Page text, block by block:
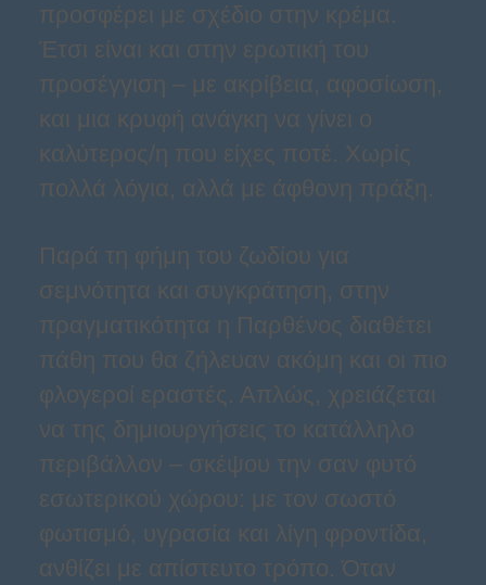
προσφέρει με σχέδιο στην κρέμα.
Έτσι είναι και στην ερωτική του
προσέγγιση – με ακρίβεια, αφοσίωση,
και μια κρυφή ανάγκη να γίνει ο
καλύτερος/η που είχες ποτέ. Χωρίς
πολλά λόγια, αλλά με άφθονη πράξη.
Παρά τη φήμη του ζωδίου για
σεμνότητα και συγκράτηση, στην
πραγματικότητα η Παρθένος διαθέτει
πάθη που θα ζήλευαν ακόμη και οι πιο
φλογεροί εραστές. Απλώς, χρειάζεται
να της δημιουργήσεις το κατάλληλο
περιβάλλον – σκέψου την σαν φυτό
εσωτερικού χώρου: με τον σωστό
φωτισμό, υγρασία και λίγη φροντίδα,
ανθίζει με απίστευτο τρόπο. Όταν